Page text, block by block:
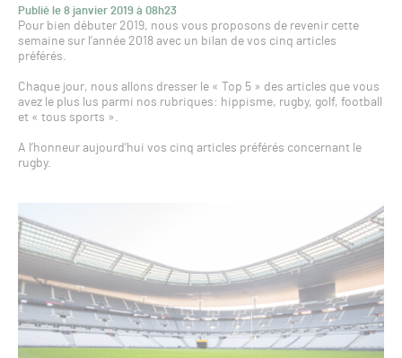
Publié le 8 janvier 2019 à 08h23
Pour bien débuter 2019, nous vous proposons de revenir cette
semaine sur l’année 2018 avec un bilan de vos cinq articles
préférés.
Chaque jour, nous allons dresser le « Top 5 » des articles que vous
avez le plus lus parmi nos rubriques: hippisme, rugby, golf, football
et « tous sports ».
A l’honneur aujourd’hui vos cinq articles préférés concernant le
rugby.